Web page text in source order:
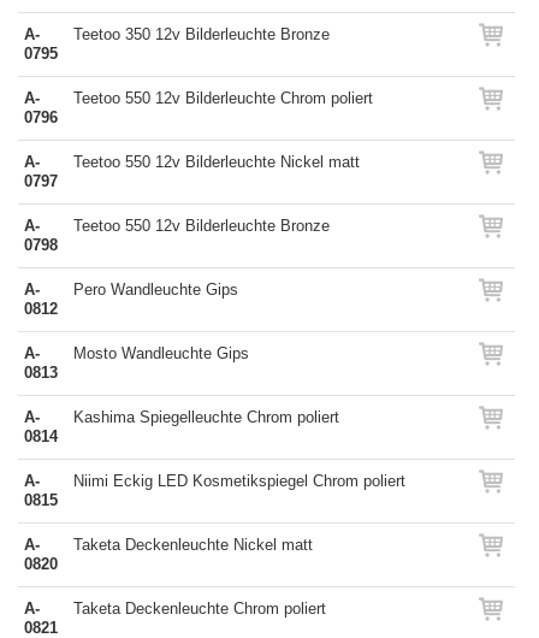
A-
0795
Teetoo 350 12v Bilderleuchte Bronze
A-
0796
Teetoo 550 12v Bilderleuchte Chrom poliert
A-
0797
Teetoo 550 12v Bilderleuchte Nickel matt
A-
0798
Teetoo 550 12v Bilderleuchte Bronze
A-
0812
Pero Wandleuchte Gips
A-
0813
Mosto Wandleuchte Gips
A-
0814
Kashima Spiegelleuchte Chrom poliert
A-
0815
Niimi Eckig LED Kosmetikspiegel Chrom poliert
A-
0820
Taketa Deckenleuchte Nickel matt
A-
0821
Taketa Deckenleuchte Chrom poliert